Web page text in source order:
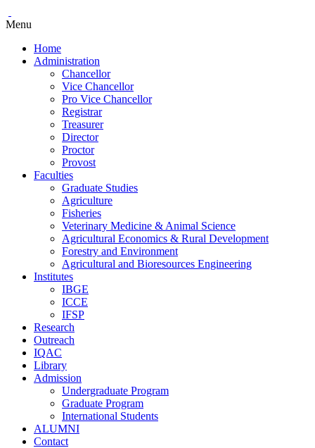
Menu
Home
Administration
Chancellor
Vice Chancellor
Pro Vice Chancellor
Registrar
Treasurer
Director
Proctor
Provost
Faculties
Graduate Studies
Agriculture
Fisheries
Veterinary Medicine & Animal Science
Agricultural Economics & Rural Development
Forestry and Environment
Agricultural and Bioresources Engineering
Institutes
IBGE
ICCE
IFSP
Research
Outreach
IQAC
Library
Admission
Undergraduate Program
Graduate Program
International Students
ALUMNI
Contact